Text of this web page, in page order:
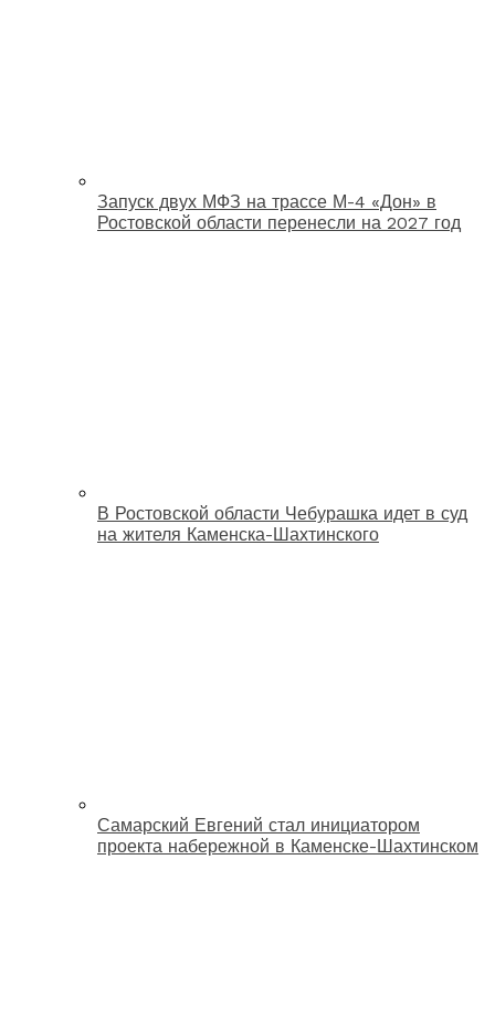
Запуск двух МФЗ на трассе М-4 «Дон» в
Ростовской области перенесли на 2027 год
В Ростовской области Чебурашка идет в суд
на жителя Каменска-Шахтинского
Самарский Евгений стал инициатором
проекта набережной в Каменске-Шахтинском